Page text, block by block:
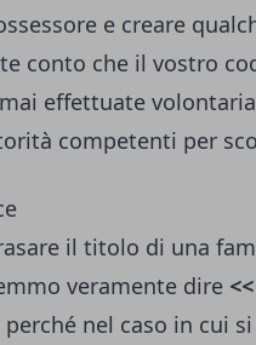
e creare
conto che il vostro
effettuate
competenti per
il titolo di una
veramente dire
nel caso in cui